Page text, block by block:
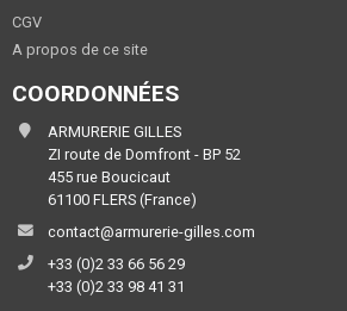
CGV
A propos de ce site
COORDONNÉES
ARMURERIE GILLES
ZI route de Domfront - BP 52
455 rue Boucicaut
61100 FLERS (France)
contact@armurerie-gilles.com
+33 (0)2 33 66 56 29
+33 (0)2 33 98 41 31